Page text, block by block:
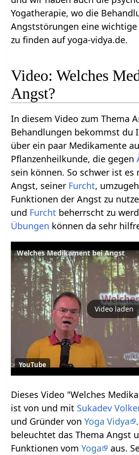
Yogatherapie, wo die
Angststörungen eine
zu finden auf yoga-vidya.de.
Video: Welches
Angst?
In diesem Video zum Thema
Behandlungen bekommst du
über ein paar Medikamente
Pflanzenheilkunde, die gegen
sein können. So schwer ist
Angst, seiner Furcht,
Funktionen der Angst zu
und Furcht beherrscht zu
Übungen können da sehr
Welches Medikament bei Angst
Video laden
YouTube
Dieses Video "Welches
ist von und mit Sukadev
und Gründer vonYoga Vidya
beleuchtet das Thema Angst
Funktionen vomYoga
aus.